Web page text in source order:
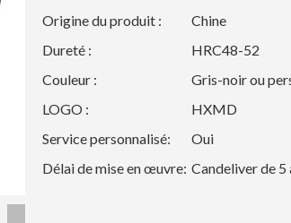
Origine du produit :
Chine
Dureté :
HRC48-52
Couleur :
Gris-noir ou
LOGO :
HXMD
Service personnalisé:
Oui
Délai de mise en œuvre: Candeliver de 5